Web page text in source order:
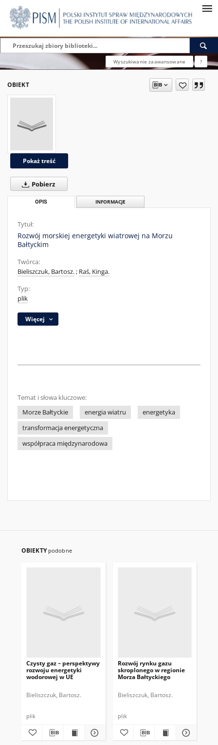
Wyszukiwanie zaawansowane ?
OBIEKT
Pokaż treść
Pobierz
OPIS INFORMACJE
Tytuł:
Rozwój morskiej energetyki wiatrowej na Morzu
Bałtyckim
Twórca:
Bieliszczuk, Bartosz.; Raś, Kinga.
Typ:
plik
Więcej
Temat i słowa kluczowe:
Morze Bałtyckie
energia wiatru
energetyka
transformacja energetyczna
współpraca międzynarodowa
OBIEKTY podobne
Czysty gaz – perspektywy
rozwoju energetyki
wodorowej w UE
Bieliszczuk, Bartosz.
plik
Rozwój rynku gazu
skroplonego w regionie
Morza Bałtyckiego
Bieliszczuk, Bartosz.
plik